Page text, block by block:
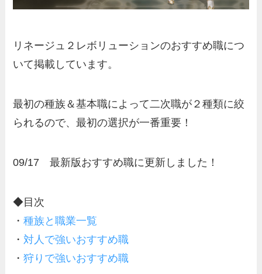
リネージュ２レボリューションのおすすめ職につ
いて掲載しています。
最初の種族＆基本職によって二次職が２種類に絞
られるので、最初の選択が一番重要！
09/17 最新版おすすめ職に更新しました！
◆目次
・種族と職業一覧
・ 対人で強いおすすめ職
・狩りで強いおすすめ職